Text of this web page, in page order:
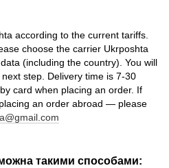
according to the current tariffs.
choose the carrier Ukrposhta
(including the country). You will
step. Delivery time is 7-30
card when placing an order. If
an order abroad — please
такими способами: